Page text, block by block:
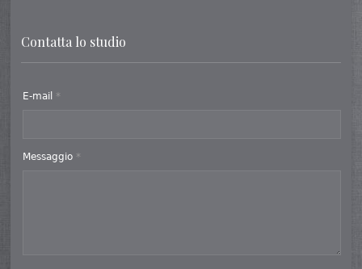
Contatta lo studio
E-mail *
Messaggio *